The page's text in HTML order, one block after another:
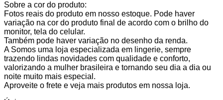
Sobre a cor do produto:
Fotos reais do produto em nosso estoque. Pode haver
variação na cor do produto final de acordo com o brilho do
monitor, tela do celular.
Também pode haver variação no desenho da renda.
A Somos uma loja especializada em lingerie, sempre
trazendo lindas novidades com qualidade e conforto,
valorizando a mulher brasileira e tornando seu dia a dia ou
noite muito mais especial.
Aproveite o frete e veja mais produtos em nossa loja.